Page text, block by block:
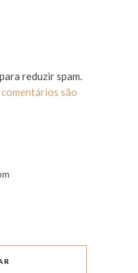
reduzir spam.
comentários são